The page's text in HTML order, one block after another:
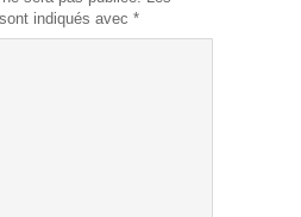
indiqués avec *